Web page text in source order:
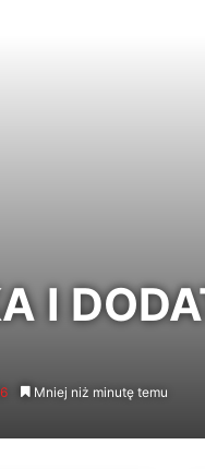
I
Mniej niż minutę temu